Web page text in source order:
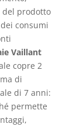
prodotto
consumi
Vaillant
copre 2
di
di 7 anni:
permette